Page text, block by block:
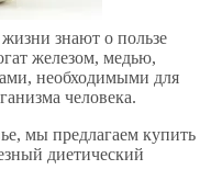
знают о пользе
железом, медью,
необходимыми для
человека.
мы предлагаем купить
диетический